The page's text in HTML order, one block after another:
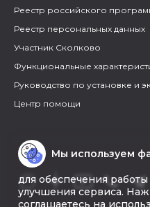
Реестр российского
Реестр персональных данных
Участник Сколково
Функциональные
Руководство по установке и
Центр помощи
Мы используем
для обеспечения работы
улучшения сервиса.
соглашаетесь на